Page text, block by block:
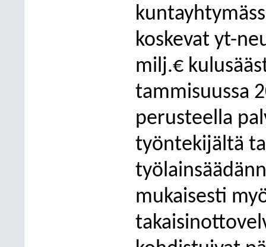
koskevat yt-
milj.€
tammisuussa
perusteella
työntekijältä
mukaisesti